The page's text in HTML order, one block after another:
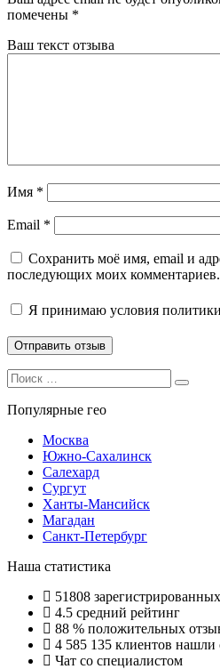
помечены *
Ваш текст отзыва
Имя *
Email *
Сохранить моё имя, email и
последующих моих комментариев.
Я принимаю условия
Search
for:
Search
Популярные гео
Москва
Южно-Сахалинск
Салехард
Сургут
Ханты-Мансийск
Магадан
Санкт-Петербург
Наша статистика
51808
4.5 средний рейтинг
88 % положительных
4 585 135 клиентов нашли
Чат со специалистом